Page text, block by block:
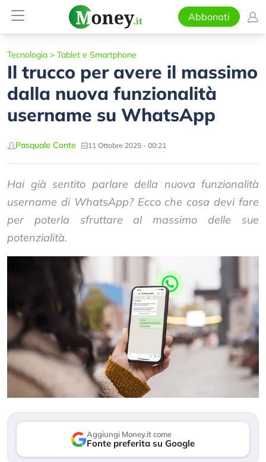
Abbonati
Tecnologia > Tablet e Smartphone
Il trucco per avere il massimo
dalla nuova funzionalità
username su WhatsApp
Pasquale Conte 11 Ottobre 2025 - 00:21
Hai già sentito parlare della nuova funzionalità
username di WhatsApp? Ecco che cosa devi fare
per poterla sfruttare al massimo delle sue
potenzialità.
Aggiungi Money.it come
Fonte preferita su Google